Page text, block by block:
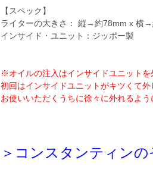
【スペック】
ライターの大きさ： 縦→約78mm x 横
インサイド・ユニット：ジッポー製
※オイルの注入はインサイドユニットを
初回はインサイドユニットがキツくて
お使いいただくうちに徐々に外れるよ
＞コンスタンティン